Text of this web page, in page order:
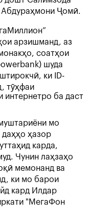
Абдураҳмони Ҷомӣ.
арзишманд, аз
соатҳои
шуда
ки ID-
тӯҳфаи
интернетро ба даст
мо
ҳазор
карда,
Чунин лаҳзаҳо
мемонанд ва
ки мо барои
кард Илдар
"МегаФон